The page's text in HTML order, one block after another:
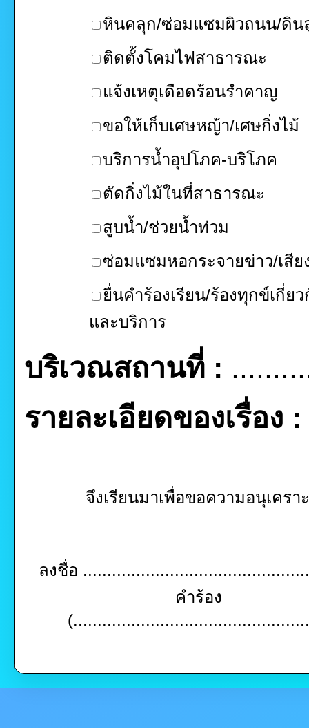
หินคลุก/ซ่อมแซมผิวถนน/ดิน
ติดตั้งโคมไฟสาธารณะ
แจ้งเหตุเดือดร้อนรำคาญ
ขอให้เก็บเศษหญ้า/เศษกิ่งไม้
บริการน้ำอุปโภค-บริโภค
ตัดกิ่งไม้ในที่สาธารณะ
สูบน้ำ/ช่วยน้ำท่วม
ซ่อมแซมหอกระจายข่าว/เสีย
ยื่นคำร้องเรียน/ร้องทุกข์เกี่ย
และบริการ
บริเวณสถานที่ :
รายละเอียดของเรื่อง :
จึงเรียนมาเพื่อขอความอนุเค
ลงชื่อ
คำร้อง